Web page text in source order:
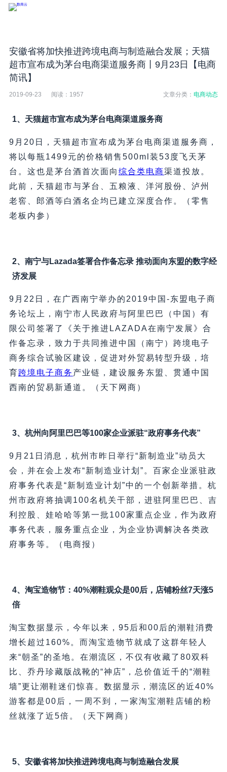
安徽省将加快推进跨境电商与制造融合发展；天猫
超市宣布成为茅台电商渠道服务商丨9月23日【电商
简讯】
2019-09-23 阅读： 1957 文章分类：电商动态
1、天猫超市宣布成为茅台电商渠道服务商
9月20日，天猫超市宣布成为茅台电商渠道服务商，
将以每瓶1499元的价格销售500ml装53度飞天茅
台。这也是茅台酒首次面向 综合类电商渠道投放。
此前，天猫超市与茅台、五粮液、洋河股份、泸州
老窖、郎酒等白酒名企均已建立深度合作。（零售
老板内参）
2、南宁与Lazada签署合作备忘录 推动面向东盟的数字经
济发展
9月22日，在广西南宁举办的2019中国-东盟电子商
务论坛上，南宁市人民政府与阿里巴巴（中国）有
限公司签署了《关于推进LAZADA在南宁发展》合
作备忘录，致力于共同推进中国（南宁）跨境电子
商务综合试验区建设，促进对外贸易转型升级，培
育跨境电子商务 产业链，建设服务东盟、贯通中国
西南的贸易新通道。（天下网商）
3、杭州向阿里巴巴等100家企业派驻“政府事务代表”
9月21日消息，杭州市昨日举行“新制造业”动员大
会，并在会上发布“新制造业计划”。百家企业派驻政
府事务代表是“新制造业计划”中的一个创新举措。杭
州市政府将抽调100名机关干部，进驻阿里巴巴、吉
利控股、娃哈哈等第一批100家重点企业，作为政府
事务代表，服务重点企业，为企业协调解决各类政
府事务等。（电商报）
4、淘宝造物节：40%潮鞋观众是00后，店铺粉丝7天涨5
倍
淘宝数据显示，今年以来，95后和00后的潮鞋消费
增长超过160%。而淘宝造物节就成了这群年轻人
来“朝圣”的圣地。在潮流区，不仅有收藏了80双科
比、乔丹珍藏版战靴的“神店”，总价值近千的“潮鞋
墙”更让潮鞋迷们惊喜。数据显示，潮流区的近40%
游客都是00后，一周不到，一家淘宝潮鞋店铺的粉
丝就涨了近5倍。（天下网商）
5、安徽省将加快推进跨境电商与制造融合发展